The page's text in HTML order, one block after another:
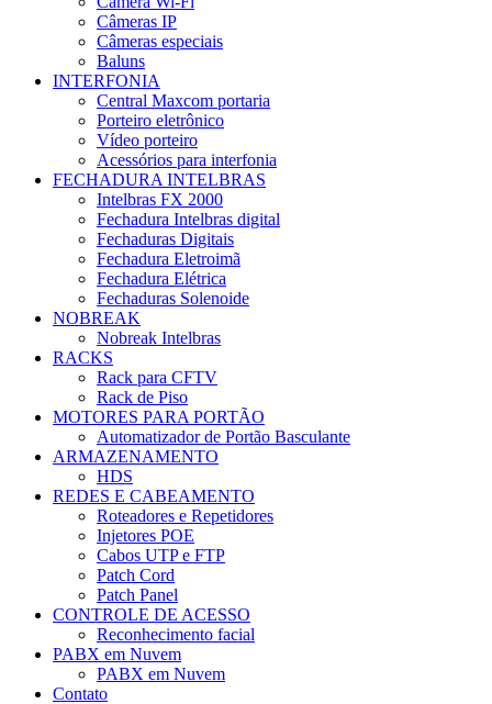
Câmeras IP
Câmeras especiais
Baluns
INTERFONIA
Central Maxcom portaria
Porteiro eletrônico
Vídeo porteiro
Acessórios para interfonia
FECHADURA INTELBRAS
Intelbras FX 2000
Fechadura Intelbras digital
Fechaduras Digitais
Fechadura Eletroimã
Fechadura Elétrica
Fechaduras Solenoide
NOBREAK
Nobreak Intelbras
RACKS
Rack para CFTV
Rack de Piso
MOTORES PARA PORTÃO
Automatizador de Portão Basculante
ARMAZENAMENTO
HDS
REDES E CABEAMENTO
Roteadores e Repetidores
Injetores POE
Cabos UTP e FTP
Patch Cord
Patch Panel
CONTROLE DE ACESSO
Reconhecimento facial
PABX em Nuvem
PABX em Nuvem
Contato